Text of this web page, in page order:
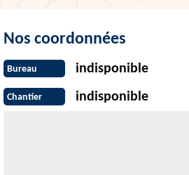
Nos coordonnées
Bureau indisponible
Chantier indisponible